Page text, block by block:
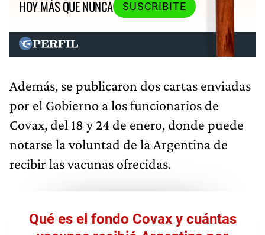
HOY MÁS QUE NUNCA
SUSCRIBITE
Además, se publicaron dos cartas enviadas
por el Gobierno a los funcionarios de
Covax, del 18 y 24 de enero, donde puede
notarse la voluntad de la Argentina de
recibir las vacunas ofrecidas.
Qué es el fondo Covax y cuántas